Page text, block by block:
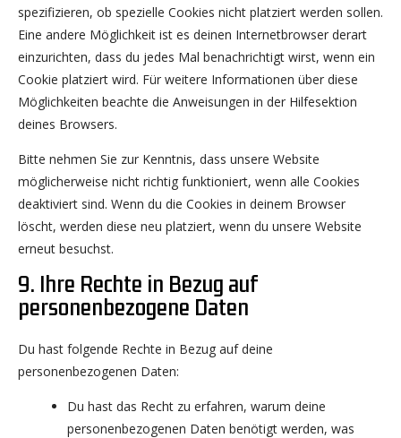
spezifizieren, ob spezielle Cookies nicht platziert werden sollen.
Eine andere Möglichkeit ist es deinen Internetbrowser derart
einzurichten, dass du jedes Mal benachrichtigt wirst, wenn ein
Cookie platziert wird. Für weitere Informationen über diese
Möglichkeiten beachte die Anweisungen in der Hilfesektion
deines Browsers.
Bitte nehmen Sie zur Kenntnis, dass unsere Website
möglicherweise nicht richtig funktioniert, wenn alle Cookies
deaktiviert sind. Wenn du die Cookies in deinem Browser
löscht, werden diese neu platziert, wenn du unsere Website
erneut besuchst.
9. Ihre Rechte in Bezug auf
personenbezogene Daten
Du hast folgende Rechte in Bezug auf deine
personenbezogenen Daten:
Du hast das Recht zu erfahren, warum deine
personenbezogenen Daten benötigt werden, was